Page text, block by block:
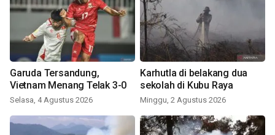
Garuda Tersandung,
Vietnam Menang Telak 3-0
Selasa, 4 Agustus 2026
Karhutla di belakang dua
sekolah di Kubu Raya
Minggu, 2 Agustus 2026